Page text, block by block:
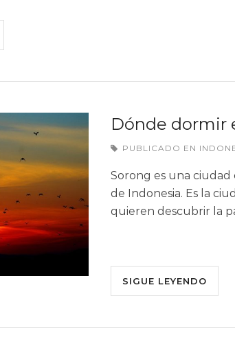
Dónde dormir
PUBLICADO EN
Sorong es una
de Indonesia. Es la
quieren descubrir la
SIGUE LEYENDO